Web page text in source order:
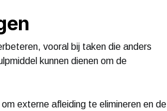
vooral bij taken die anders
kunnen dienen om de
externe afleiding te elimineren en de